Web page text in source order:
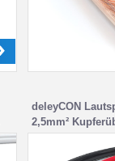
deleyCON
2,5mm²
BauPVO / CPR